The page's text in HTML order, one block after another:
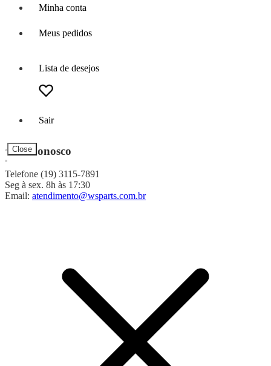
Minha conta
Meus pedidos
Lista de desejos
Sair
Close
Fale Conosco
Telefone (19) 3115-7891
Seg à sex. 8h às 17:30
Email: atendimento@wsparts.com.br